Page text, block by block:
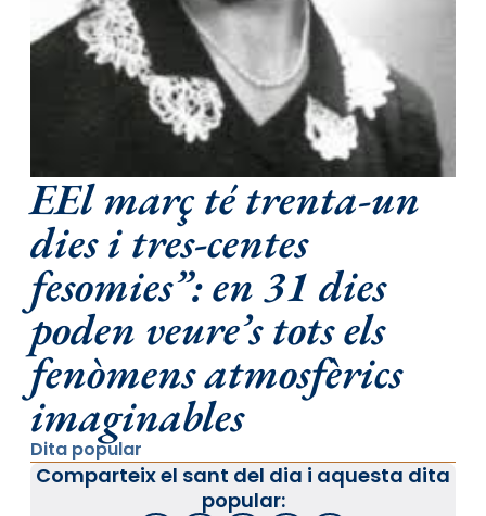
EEl març té trenta-un
dies i tres-centes
fesomies”: en 31 dies
poden veure’s tots els
fenòmens atmosfèrics
imaginables
Dita popular
Comparteix el sant del dia i aquesta dita
popular: